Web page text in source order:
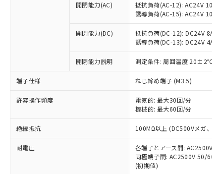
開閉能力(AC)
抵抗負荷(AC-12): AC24V 10A/
誘導負荷(AC-15): AC24V
開閉能力(DC)
抵抗負荷(DC-12): DC24V 8A/
誘導負荷(DC-13): DC24V 4A/
開閉能力説明 測定条件: 周囲温度 20±2℃、
端子仕様 ねじ締め端子 (M3.5)
許容操作頻度
電気的: 最大30回/分
機械的: 最大60回/分
絶縁抵抗 100MΩ以上 (DC500Vメガ、点
耐電圧
各端子とアース間: AC2500V
同極端子間: AC2500V 50/
(初期値)
以下の条件をお読みいただき、同意のうえ
ご利用ください。
本サービスは、当社制御機器事業取扱
商品の当社在庫状況および標準価格
(税抜)を提供させていただくもので
当社制御機器事業取扱商品の中には、
本サービスの対象外となる商品もある
ことをご了承ください。
在庫状況および標準価格照会結果は、
記載している更新日時点での社内デー
タに基づき作成されるものであり、閲
覧された時点での実際の在庫および標
準価格とは異なる場合があることをご
対応予定なし：EU RoHS指令（10物質）の
非含有に非対応の商品で、対応品を出す予
定はありません。
調査・確認中：EU RoHS指令（10物質）の
非含有の対応状況を調査中または確認中の
非該当品：ライセンス料など無形物で、有
害物質有無と関係のない商品です。
仕入先様の事情により、非含有部品として
いたものが、含有品と判明した場合などや
むを得ず変更することがあります。
六価クロム(Cr(Ⅵ)) 1000ppm以下、ポリ臭化ビフェニル
類(PBB) 1000ppm以下、ポリ臭化ジフェニルエーテル類
「○」：最大均質材料含有率が中国RoHSの
基準値以下であることを示します。
「×」：最大均質材料含有率が中国RoHSの
基準値を超えていることを示します。
「－」：未確認です。当社販売部門へお問
*中国RoHS10物質の基準値 (GB/T26572)：
Pb(鉛) :1000ppm、 Hg(水銀) : 1000ppm、 Cd(カドミウ
Cr(Ⅵ)(六価クロム) : 1000ppm、 PBBs(ポリ臭化ビフェ
当社は、これら貴社製品のうち、外国
為替および外国貿易法に定める商品
（以下｢規制貨物等」という）を輸出
または国外への提供する場合は、日本
国政府の輸出許可(または役務取引許
可)を取得するなどの必要な手続きを